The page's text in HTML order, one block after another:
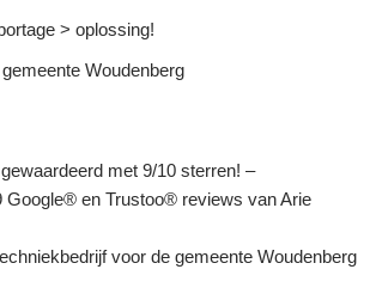
> oplossing!
Woudenberg
met 9/10 sterren! –
Google® en Trustoo® reviews van Arie
voor de gemeente Woudenberg